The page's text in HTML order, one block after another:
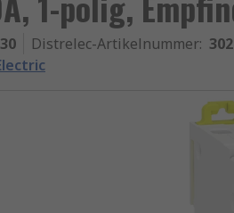
Distrelec-Artikelnummer: